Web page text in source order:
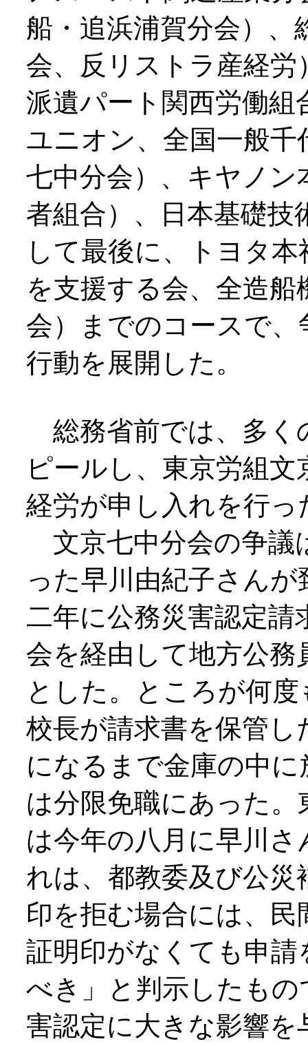
船・追浜浦賀分会）、
会、反リストラ産経
派遺パート関西労働組
ユニオン、全国一般千
七中分会）、キヤノ
者組合）、日本基礎
して最後に、トヨタ
を支援する会、全造
会）までのコースで
行動を展開した。
総務省前では、多く
ピールし、東京労組
経労が申し入れを行っ
文京七中分会の争議
った早川由紀子さん
二年に公務災害認定請
会を経由して地方公
とした。ところが何
校長が請求書を保管
になるまで金庫の中
は分限免職にあった
は今年の八月に早川
れは、都教委及び公
印を拒む場合には、
証明印がなくても申
べき」と判示したも
害認定に大きな影響